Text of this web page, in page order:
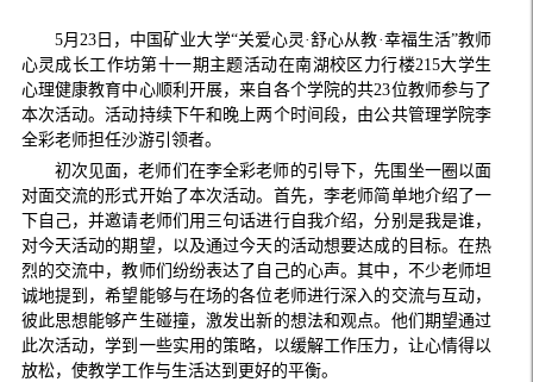
5月 23日，中国矿业大学“关爱心灵·舒心从教·幸福生活”教师
心灵成长工作坊第十一期主题活动在南湖校区力行楼215大学生
心理健康教育中心顺利开展，来自各个学院的共23位教师参与了
本次活动。活动持续下午和晚上两个时间段，由公共管理学院李
全彩老师担任沙游引领者。
初次见面，老师们在李全彩老师的引导下，先围坐一圈以面
对面交流的形式开始了本次活动。首先，李老师简单地介绍了一
下自己，并邀请老师们用三句话进行自我介绍，分别是我是谁，
对今天活动的期望，以及通过今天的活动想要达成的目标。在热
烈的交流中，教师们纷纷表达了自己的心声。其中，不少老师坦
诚地提到，希望能够与在场的各位老师进行深入的交流与互动，
彼此思想能够产生碰撞，激发出新的想法和观点。他们期望通过
此次活动，学到一些实用的策略，以缓解工作压力，让心情得以
放松，使教学工作与生活达到更好的平衡。